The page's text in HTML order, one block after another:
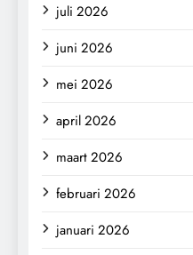
juli 2026
juni 2026
mei 2026
april 2026
maart 2026
februari 2026
januari 2026